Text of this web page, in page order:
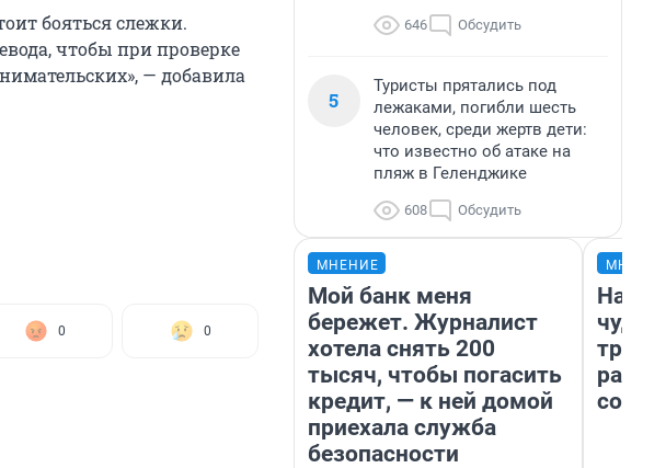
бояться слежки.
чтобы при проверке
— добавила
0 0
646 Обсудить
5
Туристы прятались под
лежаками, погибли шесть
человек, среди жертв дети:
что известно об атаке на
пляж в Геленджике
608 Обсудить
МНЕНИЕ
Мой банк меня
бережет. Журналист
хотела снять 200
тысяч, чтобы погасить
кредит, — к ней домой
приехала служба
безопасности